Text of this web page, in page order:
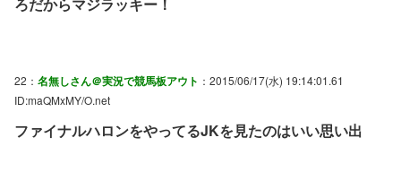
22： 名無しさん＠実況で競馬板アウト ：2015/06/17(水) 19:14:01.61
ID:maQMxMY/O.net
ファイナルハロンをやってるJKを見たのはいい思い出